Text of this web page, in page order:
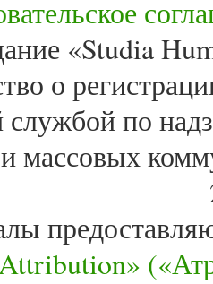
«Studia
о
по
массовых